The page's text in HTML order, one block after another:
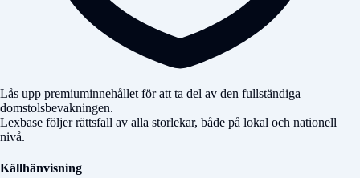
Lås upp premiuminnehållet för att ta del av den fullständiga
domstolsbevakningen.
Lexbase följer rättsfall av alla storlekar, både på lokal och nationell
nivå.
Källhänvisning